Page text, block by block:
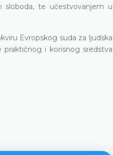
sloboda, te učestvovanjem u
Evropskog suda za ljudska
praktičnog i korisnog sredstva